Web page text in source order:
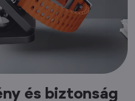
és biztonság